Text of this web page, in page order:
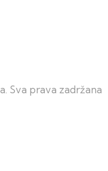
Sva prava zadržana